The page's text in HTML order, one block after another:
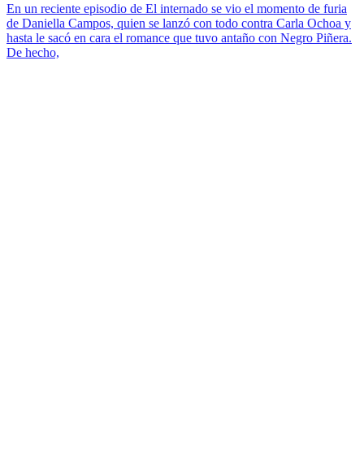
En un reciente episodio de El internado se vio el momento de furia
de Daniella Campos, quien se lanzó con todo contra Carla Ochoa y
hasta le sacó en cara el romance que tuvo antaño con Negro Piñera.
De hecho,